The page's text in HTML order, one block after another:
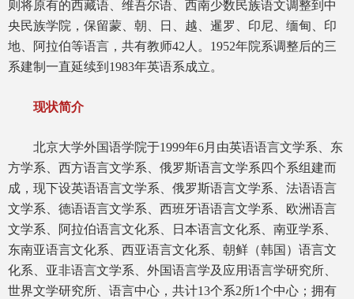
则将原有的西藏语、维吾尔语、西南少数民族语文调整到中
央民族学院，保留蒙、朝、日、越、暹罗、印尼、缅甸、印
地、阿拉伯等语言，共有教师42人。1952年院系调整后的三
系建制一直延续到1983年英语系成立。
现状简介
北京大学外国语学院于1999年6月由英语语言文学系、东
方学系、西方语言文学系、俄罗斯语言文学系四个系组建而
成，现下设英语语言文学系、俄罗斯语言文学系、法语语言
文学系、德语语言文学系、西班牙语语言文学系、欧洲语言
文学系、阿拉伯语言文化系、日本语言文化系、南亚学系、
东南亚语言文化系、西亚语言文化系、朝鲜（韩国）语言文
化系、亚非语言文学系、外国语言学及应用语言学研究所、
世界文学研究所、语言中心，共计13个系2所1个中心；拥有